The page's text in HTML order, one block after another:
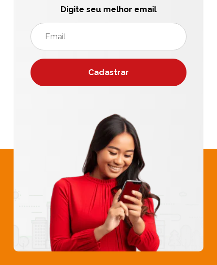
Digite seu melhor email